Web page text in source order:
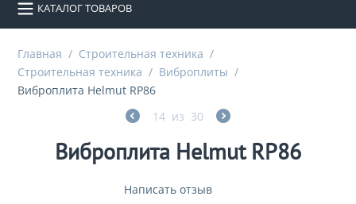
КАТАЛОГ ТОВАРОВ
Главная / Строительная техника /
Строительная техника / Виброплиты /
Виброплита Helmut RP86
14 из 30
Виброплита Helmut RP86
Написать отзыв